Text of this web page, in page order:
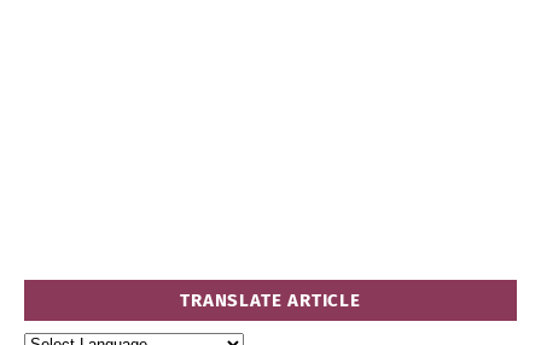
TRANSLATE ARTICLE